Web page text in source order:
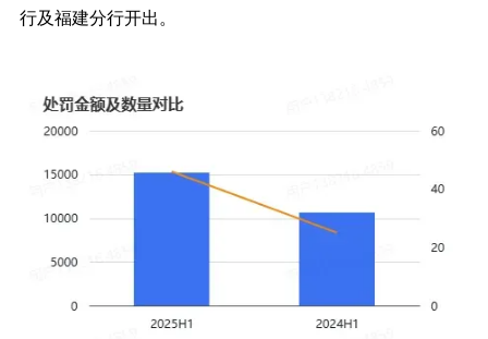
行及福建分行开出。